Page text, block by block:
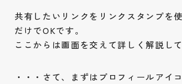
共有したいリンクをリンクスタンプを
だけでOKです。
ここからは画面を交えて詳しく解説し
・・・さて、まずはプロフィールアイ